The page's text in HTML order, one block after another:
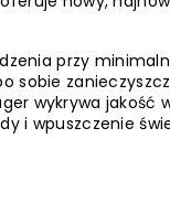
przy
wykrywa jakość
i wpuszczenie